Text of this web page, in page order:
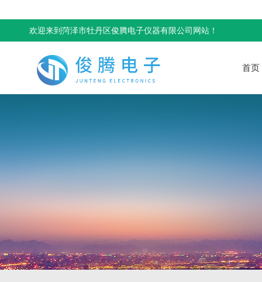
欢迎来到菏泽市牡丹区俊腾电子仪器有限公司网站！
首页